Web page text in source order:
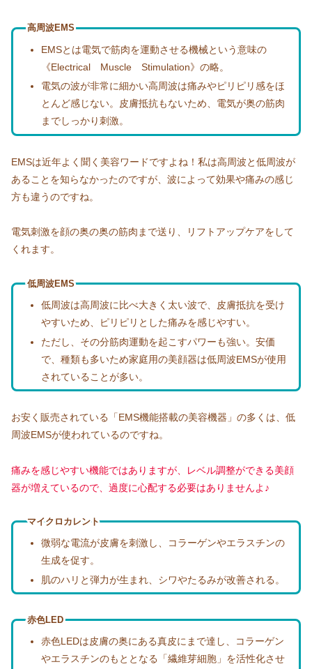
高周波EMS
EMSとは電気で筋肉を運動させる機械という意味の
《Electrical Muscle Stimulation》の略。
電気の波が非常に細かい高周波は痛みやピリピリ感をほ
とんど感じない。皮膚抵抗もないため、電気が奥の筋肉
までしっかり刺激。
EMSは近年よく聞く美容ワードですよね！私は高周波と低周波が
あることを知らなかったのですが、波によって効果や痛みの感じ
方も違うのですね。
電気刺激を顔の奥の奥の筋肉まで送り、リフトアップケアをして
くれます。
低周波EMS
低周波は高周波に比べ大きく太い波で、皮膚抵抗を受け
やすいため、ピリピリとした痛みを感じやすい。
ただし、その分筋肉運動を起こすパワーも強い。安価
で、種類も多いため家庭用の美顔器は低周波EMSが使用
されていることが多い。
お安く販売されている「EMS機能搭載の美容機器」の多くは、低
周波EMSが使われているのですね。
痛みを感じやすい機能ではありますが、レベル調整ができる美顔
器が増えているので、過度に心配する必要はありませんよ♪
マイクロカレント
微弱な電流が皮膚を刺激し、コラーゲンやエラスチンの
生成を促す。
肌のハリと弾力が生まれ、シワやたるみが改善される。
赤色LED
赤色LEDは皮膚の奥にある真皮にまで達し、コラーゲン
やエラスチンのもととなる「繊維芽細胞」を活性化させ